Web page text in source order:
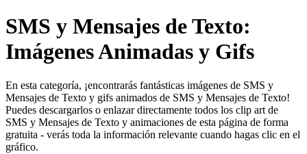
SMS y Mensajes de Texto:
Imágenes Animadas y Gifs
En esta categoría, ¡encontrarás fantásticas imágenes de SMS y
Mensajes de Texto y gifs animados de SMS y Mensajes de Texto!
Puedes descargarlos o enlazar directamente todos los clip art de
SMS y Mensajes de Texto y animaciones de esta página de forma
gratuita - verás toda la información relevante cuando hagas clic en el
gráfico.